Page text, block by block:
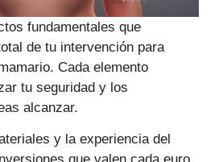
fundamentales que
de tu intervención para
Cada elemento
tu seguridad y los
alcanzar.
y la experiencia del